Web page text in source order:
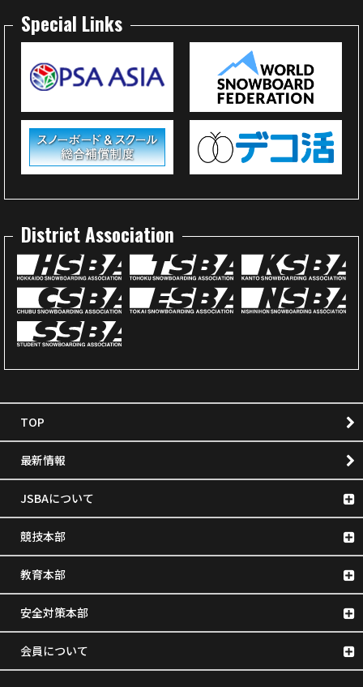
Special Links
District Association
TOP
最新情報
JSBAについて
競技本部
教育本部
安全対策本部
会員について